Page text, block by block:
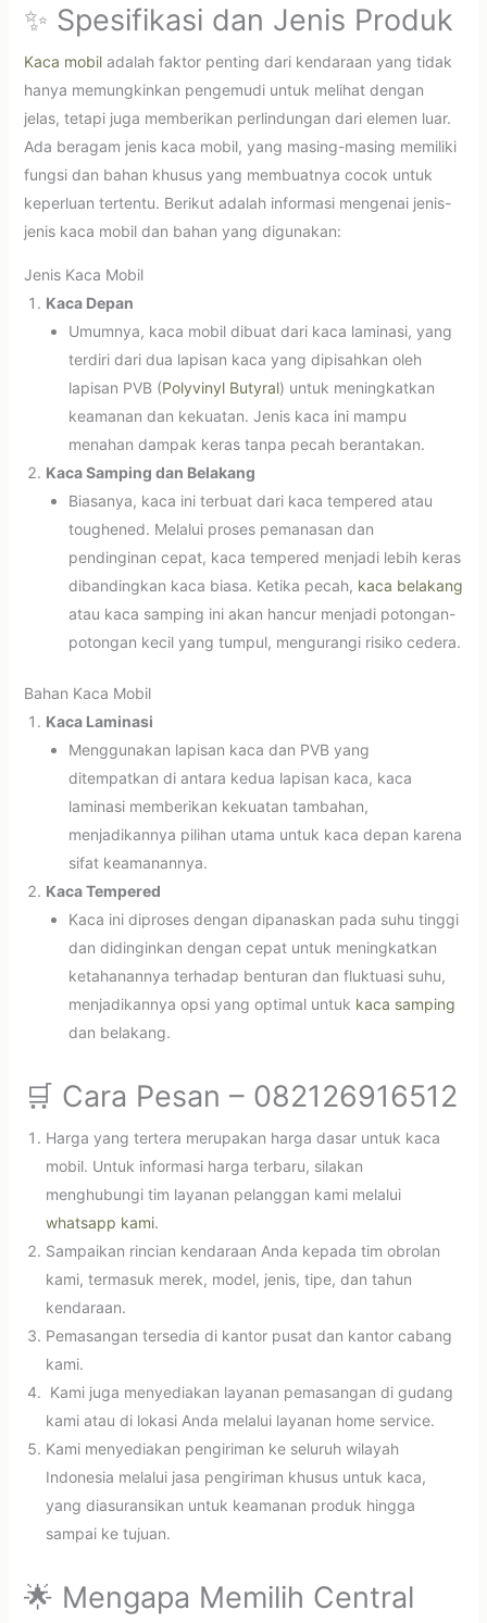
✨ Spesifikasi dan Jenis Produk
Kaca mobiladalah faktor penting dari kendaraan yang tidak
hanya memungkinkan pengemudi untuk melihat dengan
jelas, tetapi juga memberikan perlindungan dari elemen luar.
Ada beragam jenis kaca mobil, yang masing-masing memiliki
fungsi dan bahan khusus yang membuatnya cocok untuk
keperluan tertentu. Berikut adalah informasi mengenai jenis-
jenis kaca mobil dan bahan yang digunakan:
Jenis Kaca Mobil
Kaca Depan
Umumnya, kaca mobil dibuat dari kaca laminasi, yang
terdiri dari dua lapisan kaca yang dipisahkan oleh
lapisan PVB (Polyvinyl Butyral) untuk meningkatkan
keamanan dan kekuatan. Jenis kaca ini mampu
menahan dampak keras tanpa pecah berantakan.
Kaca Samping dan Belakang
Biasanya, kaca ini terbuat dari kaca tempered atau
toughened. Melalui proses pemanasan dan
pendinginan cepat, kaca tempered menjadi lebih keras
dibandingkan kaca biasa. Ketika pecah, kaca belakang
atau kaca samping ini akan hancur menjadi potongan-
potongan kecil yang tumpul, mengurangi risiko cedera.
Bahan Kaca Mobil
Kaca Laminasi
Menggunakan lapisan kaca dan PVB yang
ditempatkan di antara kedua lapisan kaca, kaca
laminasi memberikan kekuatan tambahan,
menjadikannya pilihan utama untuk kaca depan karena
sifat keamanannya.
Kaca Tempered
Kaca ini diproses dengan dipanaskan pada suhu tinggi
dan didinginkan dengan cepat untuk meningkatkan
ketahanannya terhadap benturan dan fluktuasi suhu,
menjadikannya opsi yang optimal untuk kaca samping
dan belakang.
🛒 Cara Pesan – 082126916512
Harga yang tertera merupakan harga dasar untuk kaca
mobil. Untuk informasi harga terbaru, silakan
menghubungi tim layanan pelanggan kami melalui
whatsapp kami.
Sampaikan rincian kendaraan Anda kepada tim obrolan
kami, termasuk merek, model, jenis, tipe, dan tahun
kendaraan.
Pemasangan tersedia di kantor pusat dan kantor cabang
kami.
Kami juga menyediakan layanan pemasangan di gudang
kami atau di lokasi Anda melalui layanan home service.
Kami menyediakan pengiriman ke seluruh wilayah
Indonesia melalui jasa pengiriman khusus untuk kaca,
yang diasuransikan untuk keamanan produk hingga
sampai ke tujuan.
🌟 Mengapa Memilih Central